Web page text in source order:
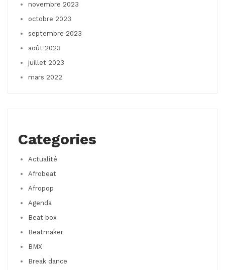
novembre 2023
octobre 2023
septembre 2023
août 2023
juillet 2023
mars 2022
Categories
Actualité
Afrobeat
Afropop
Agenda
Beat box
Beatmaker
BMX
Break dance